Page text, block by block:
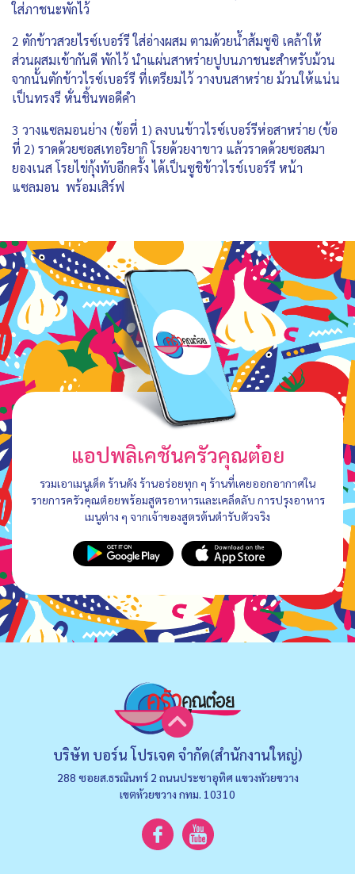
ใส่ภาชนะพักไว้
2 ตักข้าวสวยไรซ์เบอร์รี ใส่อ่างผสม ตามด้วยน้ำส้มซูซิ เคล้าให้
ส่วนผสมเข้ากันดี พักไว้ นำแผ่นสาหร่ายปูบนภาชนะสำหรับม้วน
จากนั้นตักข้าวไรซ์เบอร์รี ที่เตรียมไว้ วางบนสาหร่าย ม้วนให้แน่น
เป็นทรงรี หั่นชิ้นพอดีคำ
3 วางแซลมอนย่าง (ข้อที่ 1) ลงบนข้าวไรซ์เบอร์รีห่อสาหร่าย (ข้อ
ที่ 2) ราดด้วยซอสเทอริยากิ โรยด้วยงาขาว แล้วราดด้วยซอสมา
ยองเนส โรยไข่กุ้งทับอีกครั้ง ได้เป็นซูชิข้าวไรช์เบอร์รี หน้า
แซลมอน พร้อมเสิร์ฟ
แอปพลิเคชันครัวคุณต๋อย
รวมเอาเมนูเด็ด ร้านดัง ร้านอร่อยทุก ๆ ร้านที่เคยออกอากาศใน
รายการครัวคุณต๋อยพร้อมสูตรอาหารและเคล็ดลับ การปรุงอาหาร
เมนูต่าง ๆ จากเจ้าของสูตรต้นตำรับตัวจริง
บริษัท บอร์น โปรเจค จำกัด(สำนักงานใหญ่)
288 ซอยส.ธรณินทร์ 2 ถนนประชาอุทิศ แขวงหัวยขวาง
เขตห้วยขวาง กทม. 10310